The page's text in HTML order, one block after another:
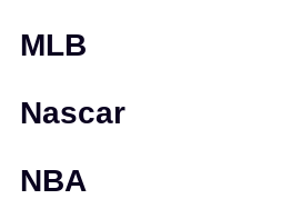
MLB
Nascar
NBA